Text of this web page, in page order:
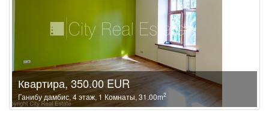
Квартира, 350.00 EUR
Ганибу дамбис, 4 этаж, 1 Комнаты, 31.00m2